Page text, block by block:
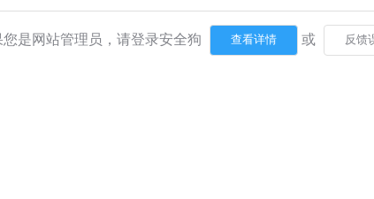
您是网站管理员，请登录安全狗 或